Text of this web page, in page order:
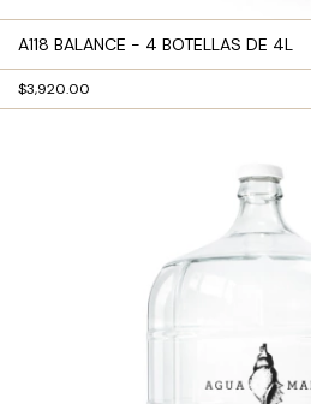
A118 BALANCE - 4 BOTELLAS DE 4L
$3,920.00